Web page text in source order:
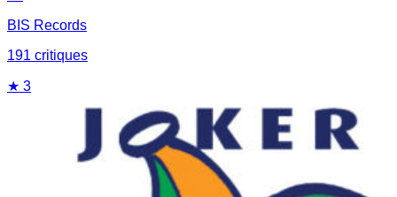
BIS Records
191 critiques
★ 3